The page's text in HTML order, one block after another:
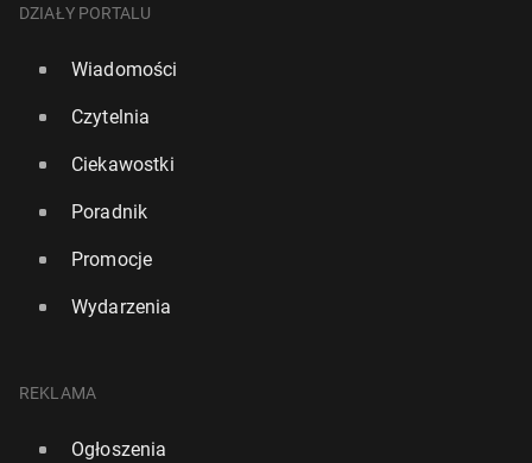
DZIAŁY PORTALU
Wiadomości
Czytelnia
Ciekawostki
Poradnik
Promocje
Wydarzenia
REKLAMA
Ogłoszenia